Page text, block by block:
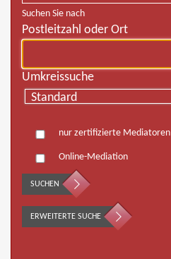
Suchen Sie nach
Postleitzahl oder Ort
Umkreissuche
nur zertifizierte Mediatoren
Online-Mediation
SUCHEN
ERWEITERTE SUCHE